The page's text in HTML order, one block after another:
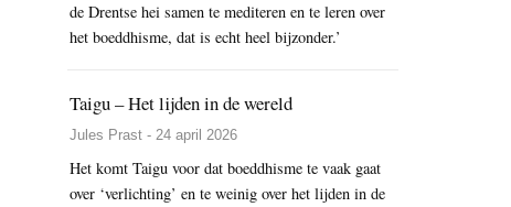
de Drentse hei samen te mediteren en te leren over
het boeddhisme, dat is echt heel bijzonder.’
Taigu – Het lijden in de wereld
Jules Prast - 24 april 2026
Het komt Taigu voor dat boeddhisme te vaak gaat
over ‘verlichting’ en te weinig over het lijden in de